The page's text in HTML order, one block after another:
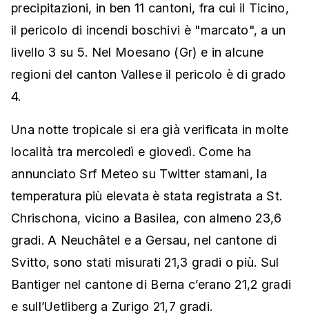
precipitazioni, in ben 11 cantoni, fra cui il Ticino,
il pericolo di incendi boschivi è "marcato", a un
livello 3 su 5. Nel Moesano (Gr) e in alcune
regioni del canton Vallese il pericolo è di grado
4.
Una notte tropicale si era già verificata in molte
località tra mercoledì e giovedì. Come ha
annunciato Srf Meteo su Twitter stamani, la
temperatura più elevata è stata registrata a St.
Chrischona, vicino a Basilea, con almeno 23,6
gradi. A Neuchâtel e a Gersau, nel cantone di
Svitto, sono stati misurati 21,3 gradi o più. Sul
Bantiger nel cantone di Berna c’erano 21,2 gradi
e sull’Uetliberg a Zurigo 21,7 gradi.